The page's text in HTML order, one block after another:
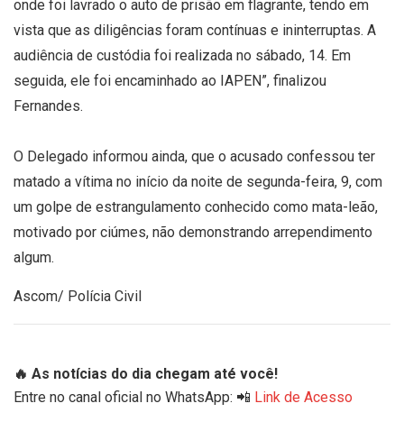
onde foi lavrado o auto de prisão em flagrante, tendo em
vista que as diligências foram contínuas e ininterruptas. A
audiência de custódia foi realizada no sábado, 14. Em
seguida, ele foi encaminhado ao IAPEN”, finalizou
Fernandes.
O Delegado informou ainda, que o acusado confessou ter
matado a vítima no início da noite de segunda-feira, 9, com
um golpe de estrangulamento conhecido como mata-leão,
motivado por ciúmes, não demonstrando arrependimento
algum.
Ascom/ Polícia Civil
🔥 As notícias do dia chegam até você!
Entre no canal oficial no WhatsApp: 📲 Link de Acesso